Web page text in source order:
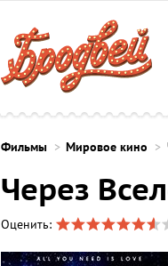
Фильмы Мировое кино
Через
Оценить: